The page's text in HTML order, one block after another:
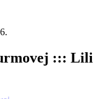
::: Lili